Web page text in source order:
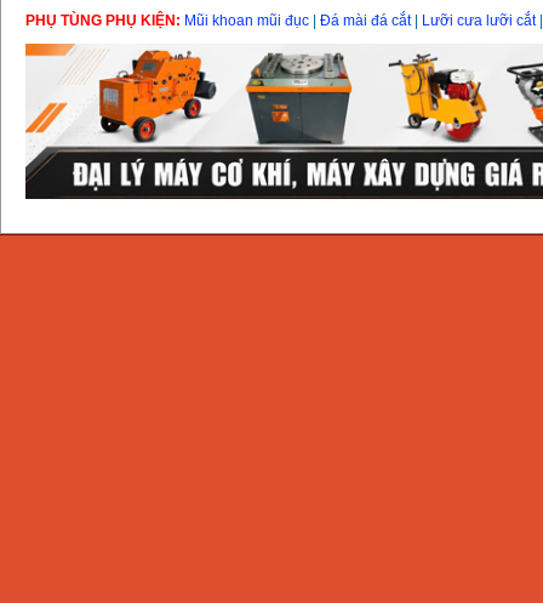
PHỤ TÙNG PHỤ KIỆN: Mũi khoan mũi đục Đá mài đá cắt| Lưỡi cưa lưỡi cắt